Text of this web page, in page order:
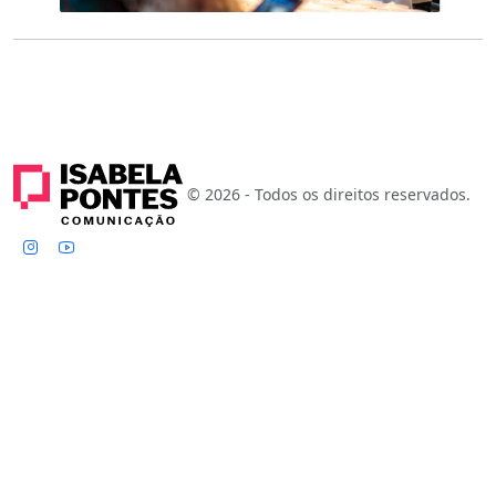
© 2026 - Todos os direitos reservados.